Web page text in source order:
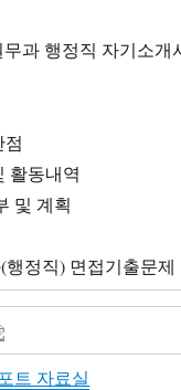
과 행정직 자기소개
점
활동내역
및 계획
행정직) 면접기출문제
트 자료실